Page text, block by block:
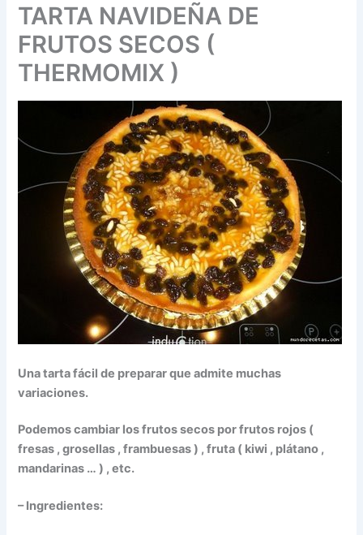
TARTA NAVIDEÑA DE
FRUTOS SECOS (
THERMOMIX )
Una tarta fácil de preparar que admite muchas
variaciones.
Podemos cambiar los frutos secos por frutos rojos (
fresas , grosellas , frambuesas ) , fruta ( kiwi , plátano ,
mandarinas … ) , etc.
– Ingredientes: